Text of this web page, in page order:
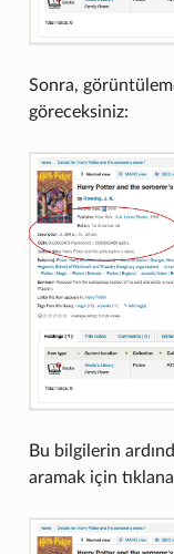
Sonra,
göreceksiniz:
Bu bilgilerin
aramak için